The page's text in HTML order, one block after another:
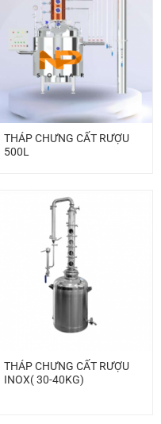
THÁP CHƯNG CẤT RƯỢU
500L
THÁP CHƯNG CẤT RƯỢU
INOX( 30-40KG)